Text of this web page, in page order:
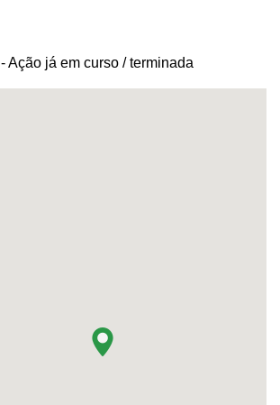
- Ação já em curso / terminada